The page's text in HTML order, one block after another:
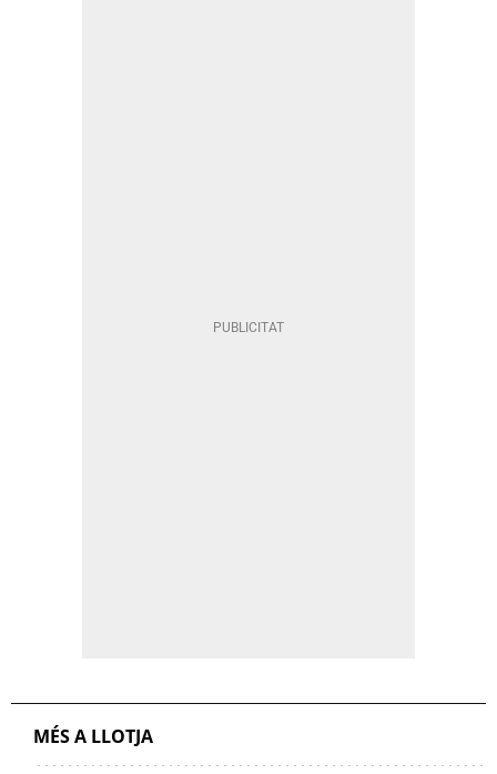
MÉS A LLOTJA